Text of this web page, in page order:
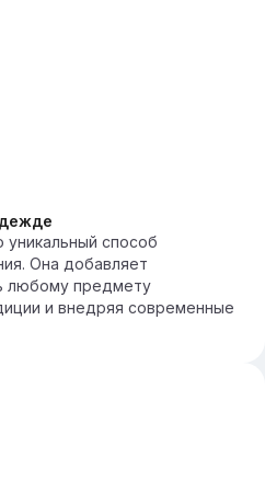
способ
Она добавляет
любому предмету
и внедряя современные